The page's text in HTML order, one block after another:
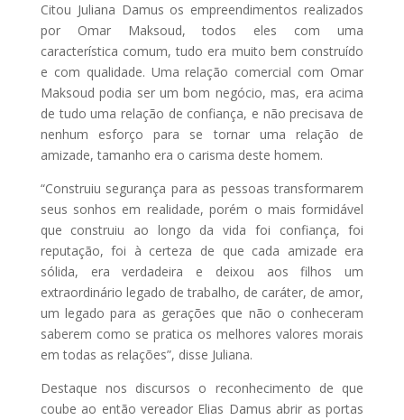
Citou Juliana Damus os empreendimentos realizados
por Omar Maksoud, todos eles com uma
característica comum, tudo era muito bem construído
e com qualidade. Uma relação comercial com Omar
Maksoud podia ser um bom negócio, mas, era acima
de tudo uma relação de confiança, e não precisava de
nenhum esforço para se tornar uma relação de
amizade, tamanho era o carisma deste homem.
“Construiu segurança para as pessoas transformarem
seus sonhos em realidade, porém o mais formidável
que construiu ao longo da vida foi confiança, foi
reputação, foi à certeza de que cada amizade era
sólida, era verdadeira e deixou aos filhos um
extraordinário legado de trabalho, de caráter, de amor,
um legado para as gerações que não o conheceram
saberem como se pratica os melhores valores morais
em todas as relações”, disse Juliana.
Destaque nos discursos o reconhecimento de que
coube ao então vereador Elias Damus abrir as portas